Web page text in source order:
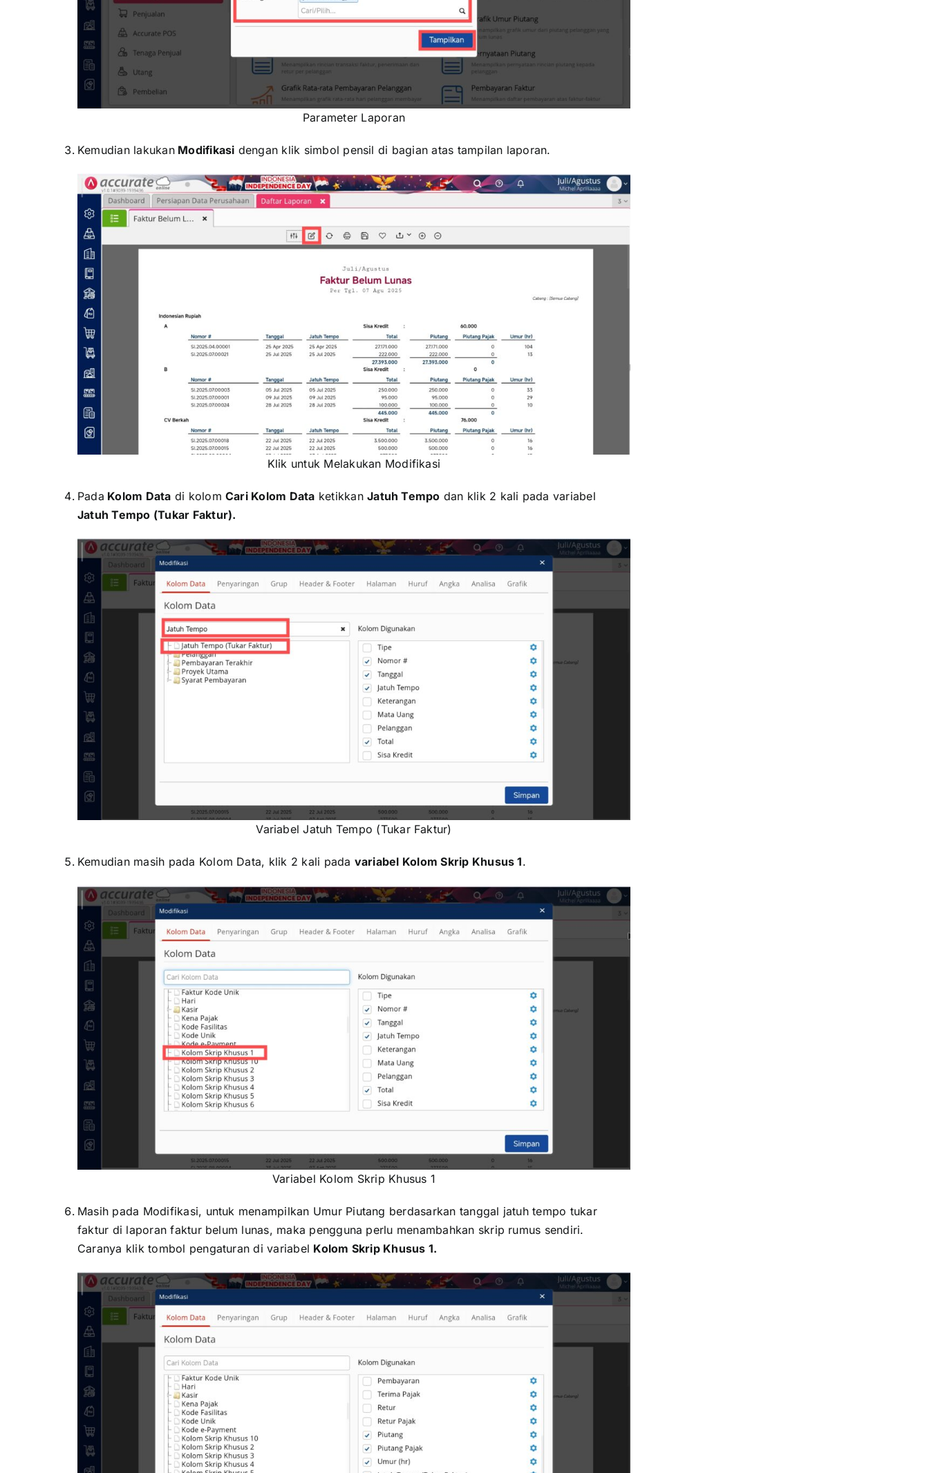
Parameter Laporan
Kemudian lakukanModifikasi dengan klik simbol pensil di bagian atas tampilan laporan.
Klik untuk Melakukan Modifikasi
Pada Kolom Data di kolomCari Kolom Data ketikkanJatuh Tempo dan klik 2 kali pada variabel
Jatuh Tempo (Tukar Faktur).
Variabel Jatuh Tempo (Tukar Faktur)
Kemudian masih pada Kolom Data, klik 2 kali pada variabel Kolom Skrip Khusus 1.
Variabel Kolom Skrip Khusus 1
Masih pada Modifikasi, untuk menampilkan Umur Piutang berdasarkan tanggal jatuh tempo tukar
faktur di laporan faktur belum lunas, maka pengguna perlu menambahkan skrip rumus sendiri.
Caranya klik tombol pengaturan di variabel Kolom Skrip Khusus 1.